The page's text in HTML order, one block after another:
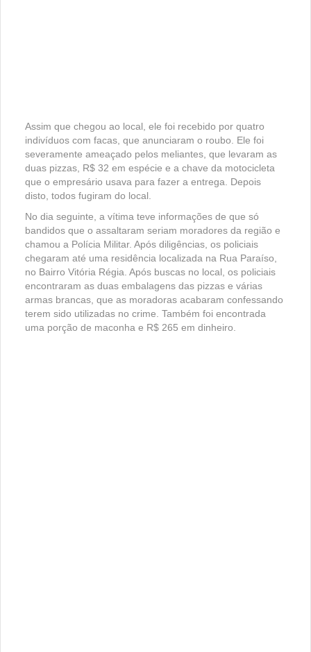
Assim que chegou ao local, ele foi recebido por quatro
indivíduos com facas, que anunciaram o roubo. Ele foi
severamente ameaçado pelos meliantes, que levaram as
duas pizzas, R$ 32 em espécie e a chave da motocicleta
que o empresário usava para fazer a entrega. Depois
disto, todos fugiram do local.
No dia seguinte, a vítima teve informações de que só
bandidos que o assaltaram seriam moradores da região e
chamou a Polícia Militar. Após diligências, os policiais
chegaram até uma residência localizada na Rua Paraíso,
no Bairro Vitória Régia. Após buscas no local, os policiais
encontraram as duas embalagens das pizzas e várias
armas brancas, que as moradoras acabaram confessando
terem sido utilizadas no crime. Também foi encontrada
uma porção de maconha e R$ 265 em dinheiro.